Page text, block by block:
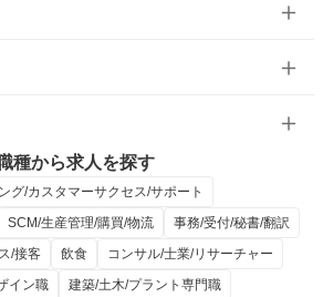
種から求人を探す
グ/カスタマーサクセス/サポート
SCM/生産管理/購買/物流
事務/受付/秘書/翻訳
/接客 飲食
コンサル/士業/リサーチャー
イン職
建築/土木/プラント専門職